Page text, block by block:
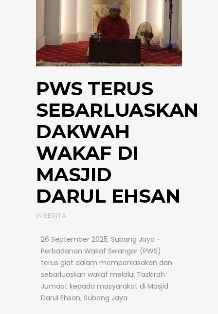
PWS TERUS
SEBARLUASKAN
DAKWAH
WAKAF DI
MASJID
DARUL EHSAN
IN BERITA
26 September 2025, Subang Jaya –
Perbadanan Wakaf Selangor (PWS)
terus giat dalam memperkasakan dan
sebarluaskan wakaf melalui Tazkirah
Jumaat kepada masyarakat di Masjid
Darul Ehsan, Subang Jaya.